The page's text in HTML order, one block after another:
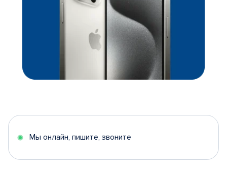
Мы онлайн, пишите, звоните